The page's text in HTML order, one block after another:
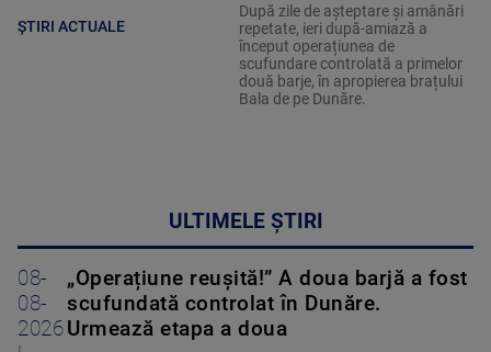
ȘTIRI ACTUALE
După zile de așteptare și amânări
repetate, ieri după-amiază a
început operațiunea de
scufundare controlată a primelor
două barje, în apropierea brațului
Bala de pe Dunăre.
ULTIMELE ȘTIRI
08-
08-
2026
„Operațiune reușită!” A doua barjă a fost
scufundată controlat în Dunăre.
Urmează etapa a doua